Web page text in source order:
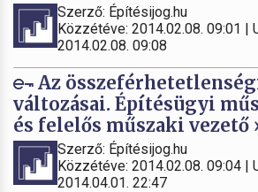
Szerző: Építésijog.hu
Közzétéve: 2014.02.08. 09:01 |
2014.02.08. 09:08
Az
változásai. Építésügyi
és felelős műszaki vezető
Szerző: Építésijog.hu
Közzétéve: 2014.02.08. 09:04 |
2014.04.01. 22:47